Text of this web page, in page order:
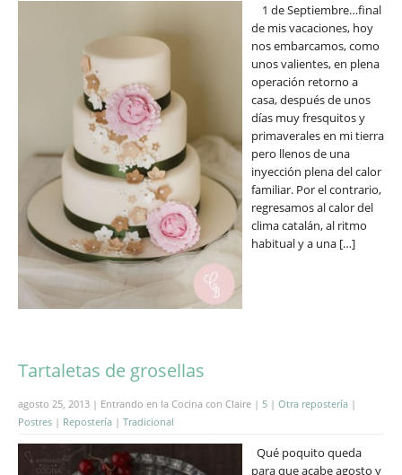
1 de Septiembre…final
de mis vacaciones, hoy
nos embarcamos, como
unos valientes, en plena
operación retorno a
casa, después de unos
días muy fresquitos y
primaverales en mi tierra
pero llenos de una
inyección plena del calor
familiar. Por el contrario,
regresamos al calor del
clima catalán, al ritmo
habitual y a una […]
Tartaletas de grosellas
agosto 25, 2013 | Entrando en la Cocina con Claire | 5 | Otra repostería |
Postres | Repostería | Tradicional
Qué poquito queda
para que acabe agosto y